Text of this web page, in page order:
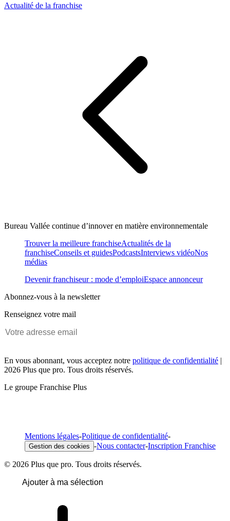
Actualité de la franchise
Bureau Vallée continue d’innover en matière environnementale
Trouver la meilleure franchiseActualités de la
franchiseConseils et guidesPodcastsInterviews vidéoNos
médias
Devenir franchiseur : mode d’emploiEspace annonceur
Abonnez-vous à la newsletter
Renseignez votre mail
En vous abonnant, vous acceptez notre politique de confidentialité |
2026 Plus que pro. Tous droits réservés.
Le groupe Franchise Plus
Mentions légales-Politique de confidentialité-
Gestion des cookies -Nous contacter-Inscription Franchise
© 2026 Plus que pro. Tous droits réservés.
Ajouter à ma sélection